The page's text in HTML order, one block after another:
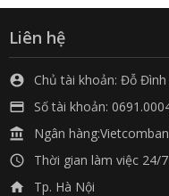
Liên hệ
 Chủ tài khoản: Đỗ Đình
 Số tài khoản:
 Ngân
 Thời gian làm việc 24/7
 Tp. Hà Nội